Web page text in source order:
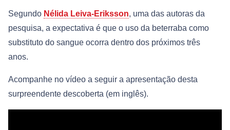
Segundo Nélida Leiva-Eriksson, uma das autoras da
pesquisa, a expectativa é que o uso da beterraba como
substituto do sangue ocorra dentro dos próximos três
anos.
Acompanhe no vídeo a seguir a apresentação desta
surpreendente descoberta (em inglês).